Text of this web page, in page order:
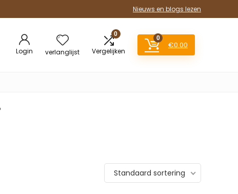
Nieuws en blogs lezen
Login verlanglijst
0
Vergelijken
0
€0.00
Standaard sortering